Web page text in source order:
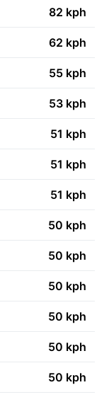
82 kph
62 kph
55 kph
53 kph
51 kph
51 kph
51 kph
50 kph
50 kph
50 kph
50 kph
50 kph
50 kph